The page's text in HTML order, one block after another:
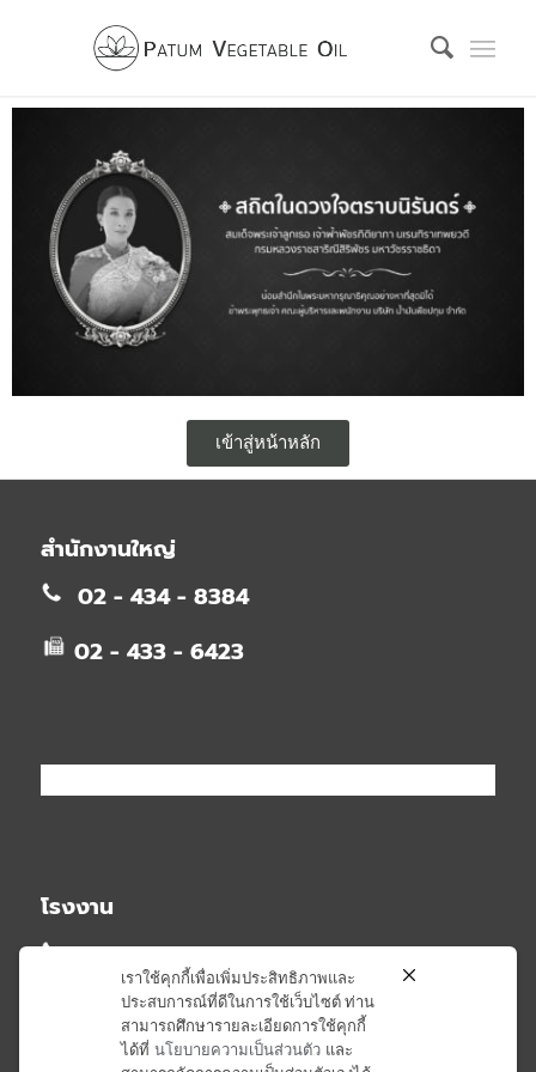
เข้าสู่หน้าหลัก
สำนักงานใหญ่
02 - 434 - 8384
02 - 433 - 6423
โรงงาน
02 - 581 - 2348
02 - 581 - 6407
เราใช้คุกกี้เพื่อเพิ่มประสิทธิภาพและ
ประสบการณ์ที่ดีในการใช้เว็บไซต์ ท่าน
สามารถศึกษารายละเอียดการใช้คุกกี้
ได้ที่ นโยบายความเป็นส่วนตัว และ